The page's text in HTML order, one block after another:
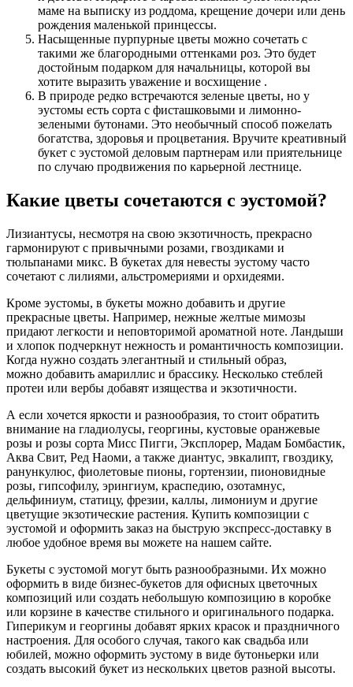
маме на выписку из роддома, крещение дочери или день
рождения маленькой принцессы.
Насыщенные пурпурные цветы можно сочетать с
такими же благородными оттенками роз. Это будет
достойным подарком для начальницы, которой вы
хотите выразить уважение и восхищение .
В природе редко встречаются зеленые цветы, но у
эустомы есть сорта с фисташковыми и лимонно-
зелеными бутонами. Это необычный способ пожелать
богатства, здоровья и процветания. Вручите креативный
букет с эустомой деловым партнерам или приятельнице
по случаю продвижения по карьерной лестнице.
Какие цветы сочетаются с эустомой?
Лизиантусы, несмотря на свою экзотичность, прекрасно
гармонируют с привычными розами, гвоздиками и
тюльпанами микс. В букетах для невесты эустому часто
сочетают с лилиями, альстромериями и орхидеями.
Кроме эустомы, в букеты можно добавить и другие
прекрасные цветы. Например, нежные желтые мимозы
придают легкости и неповторимой ароматной ноте. Ландыши
и хлопок подчеркнут нежность и романтичность композиции.
Когда нужно создать элегантный и стильный образ,
можно добавить амариллис и брассику. Несколько стеблей
протеи или вербы добавят изящества и экзотичности.
А если хочется яркости и разнообразия, то стоит обратить
внимание на гладиолусы, георгины, кустовые оранжевые
розы и розы сорта Мисс Пигги, Эксплорер, Мадам Бомбастик,
Аква Свит, Ред Наоми, а также диантус, эвкалипт, гвоздику,
ранункулюс, фиолетовые пионы, гортензии, пионовидные
розы, гипсофилу, эрингиум, краспедию, озотамнус,
дельфиниум, статицу, фрезии, каллы, лимониум и другие
цветущие экзотические растения. Купить композиции с
эустомой и оформить заказ на быструю экспресс-доставку в
любое удобное время вы можете на нашем сайте.
Букеты с эустомой могут быть разнообразными. Их можно
оформить в виде бизнес-букетов для офисных цветочных
композиций или создать небольшую композицию в коробке
или корзине в качестве стильного и оригинального подарка.
Гиперикум и георгины добавят ярких красок и праздничного
настроения. Для особого случая, такого как свадьба или
юбилей, можно оформить эустому в виде бутоньерки или
создать высокий букет из нескольких цветов разной высоты.